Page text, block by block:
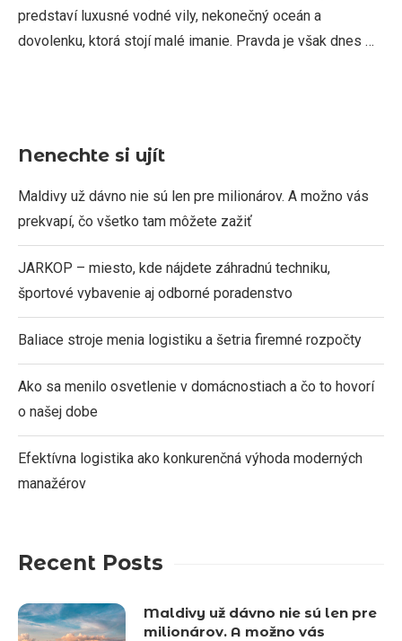
predstaví luxusné vodné vily, nekonečný oceán a
dovolenku, ktorá stojí malé imanie. Pravda je však dnes …
Nenechte si ujít
Maldivy už dávno nie sú len pre milionárov. A možno vás
prekvapí, čo všetko tam môžete zažiť
JARKOP – miesto, kde nájdete záhradnú techniku,
športové vybavenie aj odborné poradenstvo
Baliace stroje menia logistiku a šetria firemné rozpočty
Ako sa menilo osvetlenie v domácnostiach a čo to hovorí
o našej dobe
Efektívna logistika ako konkurenčná výhoda moderných
manažérov
Recent Posts
Maldivy už dávno nie sú len pre
milionárov. A možno vás